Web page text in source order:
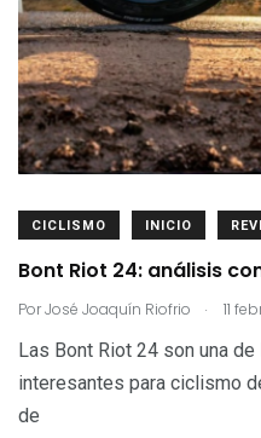
CICLISMO INICIO
Bont Riot 24: análisis
PorJosé Joaquín Riofrio . 11
Las Bont Riot 24 son una
interesantes para ciclismo
de